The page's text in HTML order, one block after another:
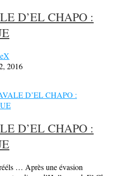
D’EL CHAPO :
2016
D’EL CHAPO :
… Après une évasion